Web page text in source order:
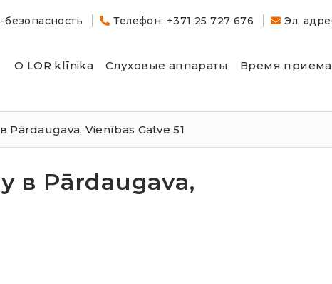
безопасность Телефон: +371 25 727 676 Эл.
О LOR klīnika Слуховые аппараты Время приема
Vienības Gatve 51
в Pārdaugava,